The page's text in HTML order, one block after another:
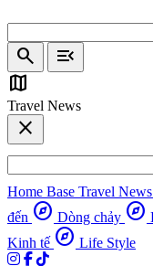
search
menu_open
map
Travel News
close
Home Base Travel News
đến explore Dòng chảy explore
Kinh tế explore Life Style